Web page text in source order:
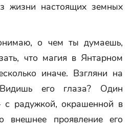
жизни настоящих земных
о чем ты думаешь,
что магия в Янтарном
иначе. Взгляни на
его глаза? Один
радужкой, окрашенной в
внешнее проявление его